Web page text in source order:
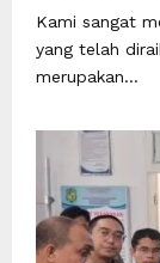
Kami sangat
yang telah
merupakan...